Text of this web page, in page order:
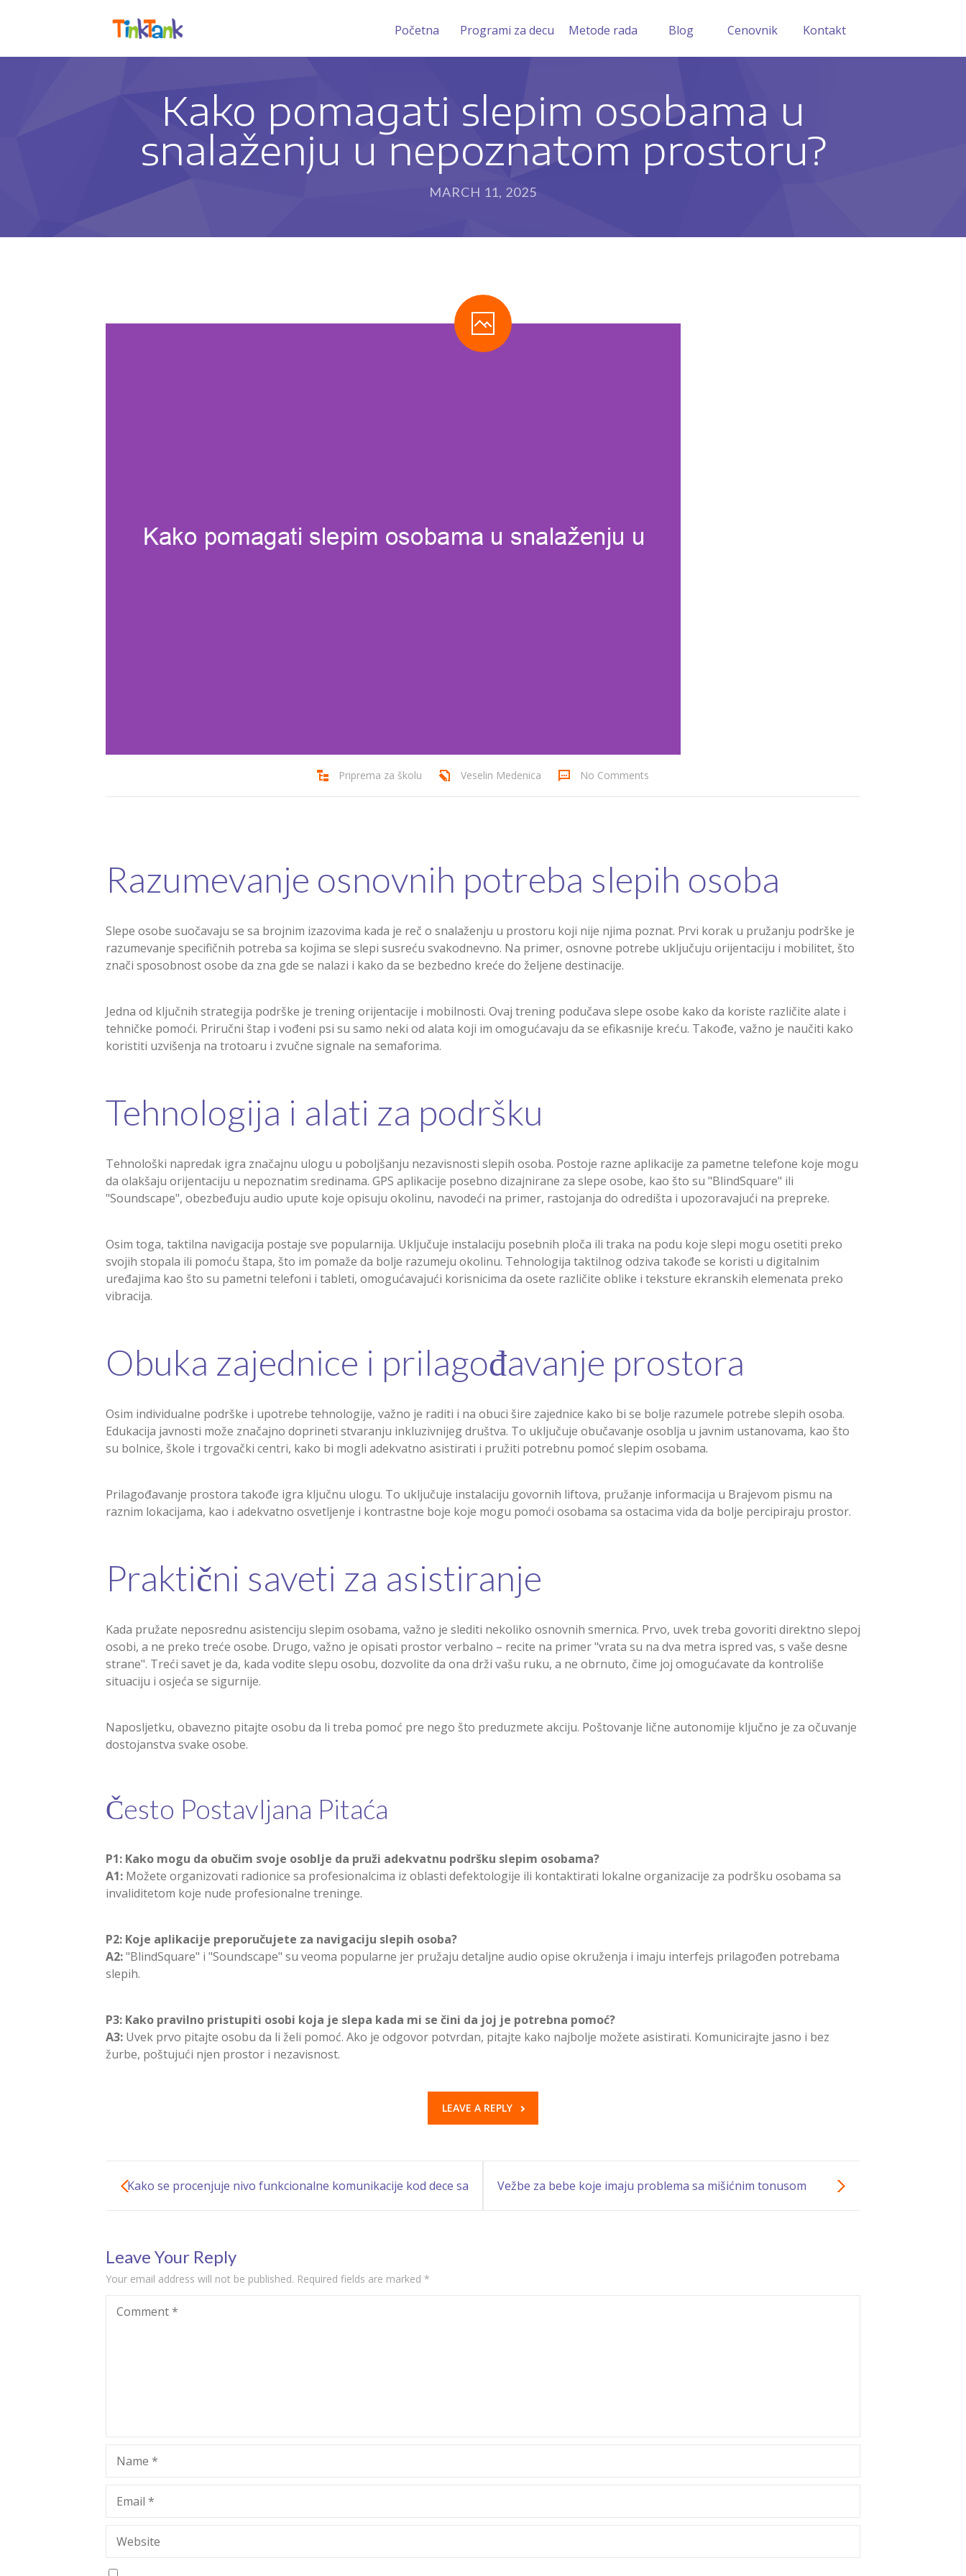
Početna Programi za decu Metode rada Blog Cenovnik Kontakt
Kako pomagati slepim osobama u
snalaženju u nepoznatom prostoru?
MARCH 11, 2025
Priprema za školu Veselin Medenica No Comments
Razumevanje osnovnih potreba slepih osoba
Slepe osobe suočavaju se sa brojnim izazovima kada je reč o snalaženju u prostoru koji nije njima poznat. Prvi korak u pružanju podrške je
razumevanje specifičnih potreba sa kojima se slepi susreću svakodnevno. Na primer, osnovne potrebe uključuju orijentaciju i mobilitet, što
znači sposobnost osobe da zna gde se nalazi i kako da se bezbedno kreće do željene destinacije.
Jedna od ključnih strategija podrške je trening orijentacije i mobilnosti. Ovaj trening podučava slepe osobe kako da koriste različite alate i
tehničke pomoći. Priručni štap i vođeni psi su samo neki od alata koji im omogućavaju da se efikasnije kreću. Takođe, važno je naučiti kako
koristiti uzvišenja na trotoaru i zvučne signale na semaforima.
Tehnologija i alati za podršku
Tehnološki napredak igra značajnu ulogu u poboljšanju nezavisnosti slepih osoba. Postoje razne aplikacije za pametne telefone koje mogu
da olakšaju orijentaciju u nepoznatim sredinama. GPS aplikacije posebno dizajnirane za slepe osobe, kao što su "BlindSquare" ili
"Soundscape", obezbeđuju audio upute koje opisuju okolinu, navodeći na primer, rastojanja do odredišta i upozoravajući na prepreke.
Osim toga, taktilna navigacija postaje sve popularnija. Uključuje instalaciju posebnih ploča ili traka na podu koje slepi mogu osetiti preko
svojih stopala ili pomoću štapa, što im pomaže da bolje razumeju okolinu. Tehnologija taktilnog odziva takođe se koristi u digitalnim
uređajima kao što su pametni telefoni i tableti, omogućavajući korisnicima da osete različite oblike i teksture ekranskih elemenata preko
vibracija.
Obuka zajednice i prilagođavanje prostora
Osim individualne podrške i upotrebe tehnologije, važno je raditi i na obuci šire zajednice kako bi se bolje razumele potrebe slepih osoba.
Edukacija javnosti može značajno doprineti stvaranju inkluzivnijeg društva. To uključuje obučavanje osoblja u javnim ustanovama, kao što
su bolnice, škole i trgovački centri, kako bi mogli adekvatno asistirati i pružiti potrebnu pomoć slepim osobama.
Prilagođavanje prostora takođe igra ključnu ulogu. To uključuje instalaciju govornih liftova, pružanje informacija u Brajevom pismu na
raznim lokacijama, kao i adekvatno osvetljenje i kontrastne boje koje mogu pomoći osobama sa ostacima vida da bolje percipiraju prostor.
Praktični saveti za asistiranje
Kada pružate neposrednu asistenciju slepim osobama, važno je slediti nekoliko osnovnih smernica. Prvo, uvek treba govoriti direktno slepoj
osobi, a ne preko treće osobe. Drugo, važno je opisati prostor verbalno – recite na primer "vrata su na dva metra ispred vas, s vaše desne
strane". Treći savet je da, kada vodite slepu osobu, dozvolite da ona drži vašu ruku, a ne obrnuto, čime joj omogućavate da kontroliše
situaciju i osjeća se sigurnije.
Naposljetku, obavezno pitajte osobu da li treba pomoć pre nego što preduzmete akciju. Poštovanje lične autonomije ključno je za očuvanje
dostojanstva svake osobe.
Često Postavljana Pitaća
P1: Kako mogu da obučim svoje osoblje da pruži adekvatnu podršku slepim osobama?
A1: Možete organizovati radionice sa profesionalcima iz oblasti defektologije ili kontaktirati lokalne organizacije za podršku osobama sa
invaliditetom koje nude profesionalne treninge.
P2: Koje aplikacije preporučujete za navigaciju slepih osoba?
A2:"BlindSquare" i "Soundscape" su veoma popularne jer pružaju detaljne audio opise okruženja i imaju interfejs prilagođen potrebama
slepih.
P3: Kako pravilno pristupiti osobi koja je slepa kada mi se čini da joj je potrebna pomoć?
A3: Uvek prvo pitajte osobu da li želi pomoć. Ako je odgovor potvrdan, pitajte kako najbolje možete asistirati. Komunicirajte jasno i bez
žurbe, poštujući njen prostor i nezavisnost.
LEAVE A REPLY
Kako se procenjuje nivo funkcionalne komunikacije kod dece sa Vežbe za bebe koje imaju problema sa mišićnim tonusom
Leave Your Reply
Your email address will not be published. Required fields are marked *
Comment*
Name *
Email *
Website